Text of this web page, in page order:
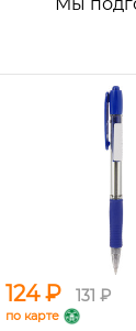
124 ₽ 131 ₽
по карте